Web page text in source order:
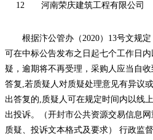
12 河南荣庆建筑工程有限公司
根据汴公管办（2020）13号文规
可在中标公告发布之日起七个工作日
疑，逾期将不再受理，采购人应当自
答复,若质疑人对质疑处理意见有异议
出答复的,质疑人可在规定时间内以线
出投诉。（开封市公共资源交易信息
质疑、投诉文本格式及要求） 行政监